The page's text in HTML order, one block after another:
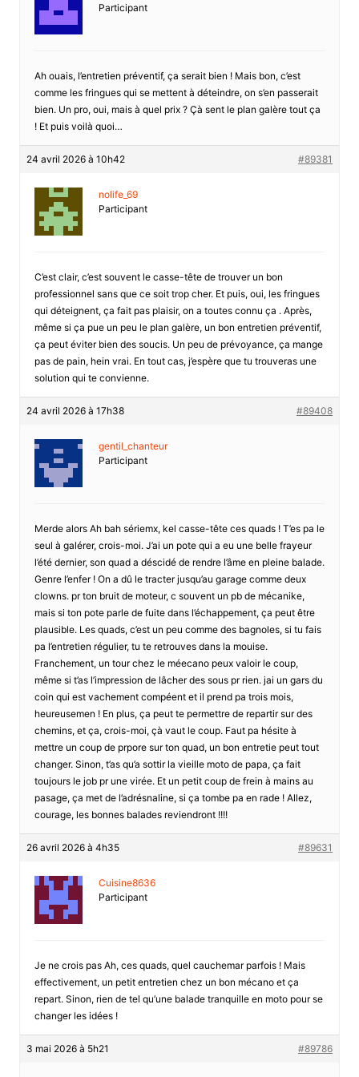
Participant
Ah ouais, l’entretien préventif, ça serait bien ! Mais bon, c’est
comme les fringues qui se mettent à déteindre, on s’en passerait
bien. Un pro, oui, mais à quel prix ? Çà sent le plan galère tout ça
! Et puis voilà quoi…
24 avril 2026 à 10h42 #89381
nolife_69
Participant
C’est clair, c’est souvent le casse-tête de trouver un bon
professionnel sans que ce soit trop cher. Et puis, oui, les fringues
qui déteignent, ça fait pas plaisir, on a toutes connu ça . Après,
même si ça pue un peu le plan galère, un bon entretien préventif,
ça peut éviter bien des soucis. Un peu de prévoyance, ça mange
pas de pain, hein vrai. En tout cas, j’espère que tu trouveras une
solution qui te convienne.
24 avril 2026 à 17h38 #89408
gentil_chanteur
Participant
Merde alors Ah bah sériemx, kel casse-tête ces quads ! T’es pa le
seul à galérer, crois-moi. J’ai un pote qui a eu une belle frayeur
l’été dernier, son quad a déscidé de rendre l’âme en pleine balade.
Genre l’enfer ! On a dû le tracter jusqu’au garage comme deux
clowns. pr ton bruit de moteur, c souvent un pb de mécanike,
mais si ton pote parle de fuite dans l’échappement, ça peut être
plausible. Les quads, c’est un peu comme des bagnoles, si tu fais
pa l’entretien régulier, tu te retrouves dans la mouise.
Franchement, un tour chez le méecano peux valoir le coup,
même si t’as l’impression de lâcher des sous pr rien. jai un gars du
coin qui est vachement compéent et il prend pa trois mois,
heureusemen ! En plus, ça peut te permettre de repartir sur des
chemins, et ça, crois-moi, çà vaut le coup. Faut pa hésite à
mettre un coup de prpore sur ton quad, un bon entretie peut tout
changer. Sinon, t’as qu’a sottir la vieille moto de papa, ça fait
toujours le job pr une virée. Et un petit coup de frein à mains au
pasage, ça met de l’adrésnaline, si ça tombe pa en rade ! Allez,
courage, les bonnes balades reviendront !!!!
26 avril 2026 à 4h35 #89631
Cuisine8636
Participant
Je ne crois pas Ah, ces quads, quel cauchemar parfois ! Mais
effectivement, un petit entretien chez un bon mécano et ça
repart. Sinon, rien de tel qu’une balade tranquille en moto pour se
changer les idées !
3 mai 2026 à 5h21 #89786